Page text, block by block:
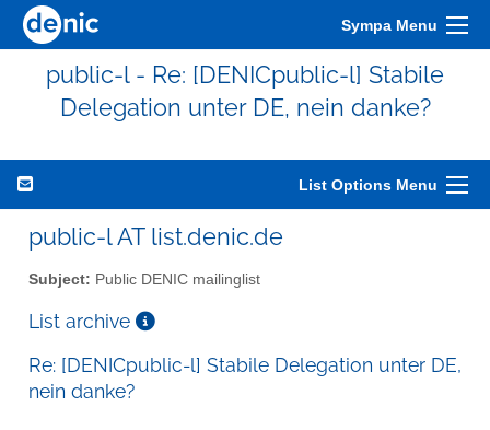
Sympa Menu
public-l - Re: [DENICpublic-l] Stabile
Delegation unter DE, nein danke?
List Options Menu
public-l AT list.denic.de
Subject: Public DENIC mailinglist
List archive
Re: [DENICpublic-l] Stabile Delegation unter DE,
nein danke?